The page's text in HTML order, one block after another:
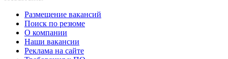
Размещение вакансий
Поиск по резюме
О компании
Наши вакансии
Реклама на сайте